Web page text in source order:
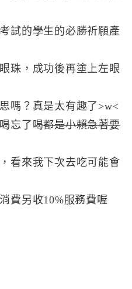
試的學生的必勝祈願產
珠，成功後再塗上左眼
嗎？真是太有趣了>w<
忘了喝都是小賴急著要
看來我下次去吃可能會
費另收10%服務費喔